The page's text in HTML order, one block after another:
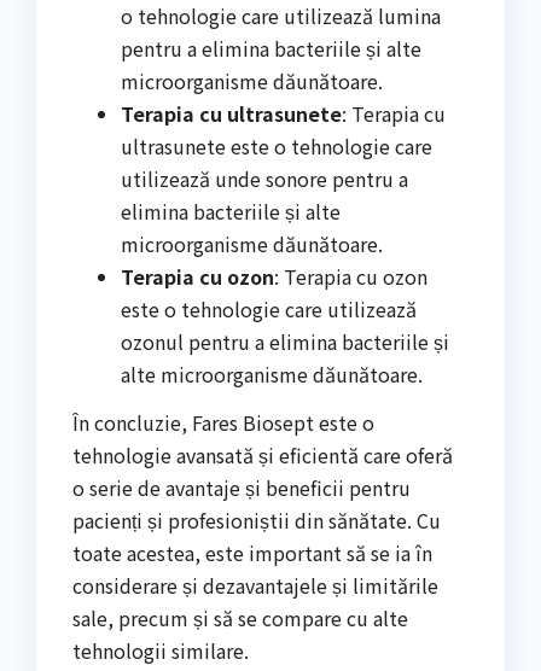
o tehnologie care utilizează lumina
pentru a elimina bacteriile și alte
microorganisme dăunătoare.
Terapia cu ultrasunete: Terapia cu
ultrasunete este o tehnologie care
utilizează unde sonore pentru a
elimina bacteriile și alte
microorganisme dăunătoare.
Terapia cu ozon: Terapia cu ozon
este o tehnologie care utilizează
ozonul pentru a elimina bacteriile și
alte microorganisme dăunătoare.
În concluzie, Fares Biosept este o
tehnologie avansată și eficientă care oferă
o serie de avantaje și beneficii pentru
pacienți și profesioniștii din sănătate. Cu
toate acestea, este important să se ia în
considerare și dezavantajele și limitările
sale, precum și să se compare cu alte
tehnologii similare.